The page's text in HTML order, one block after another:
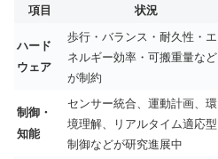
項目 状況
ハード
ウェア
歩行・バランス・耐久性・エ
ネルギー効率・可搬重量など
が制約
制御・
知能
センサー統合、運動計画、環
境理解、リアルタイム適応型
制御などが研究進展中